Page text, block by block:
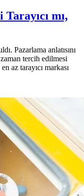
mı,
Pazarlama anlatısını
tercih edilmesi
az tarayıcı markası